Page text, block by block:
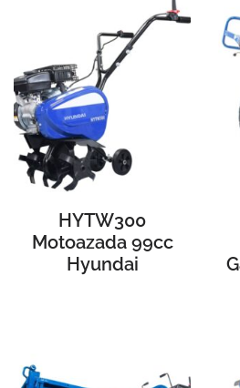
HYTW300
Motoazada 99cc
Hyundai